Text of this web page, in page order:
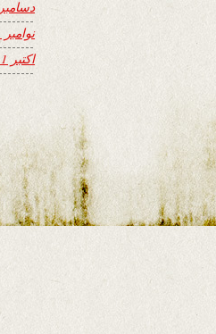
دسامبر 2011
نوامبر 2011
اکتبر 2011